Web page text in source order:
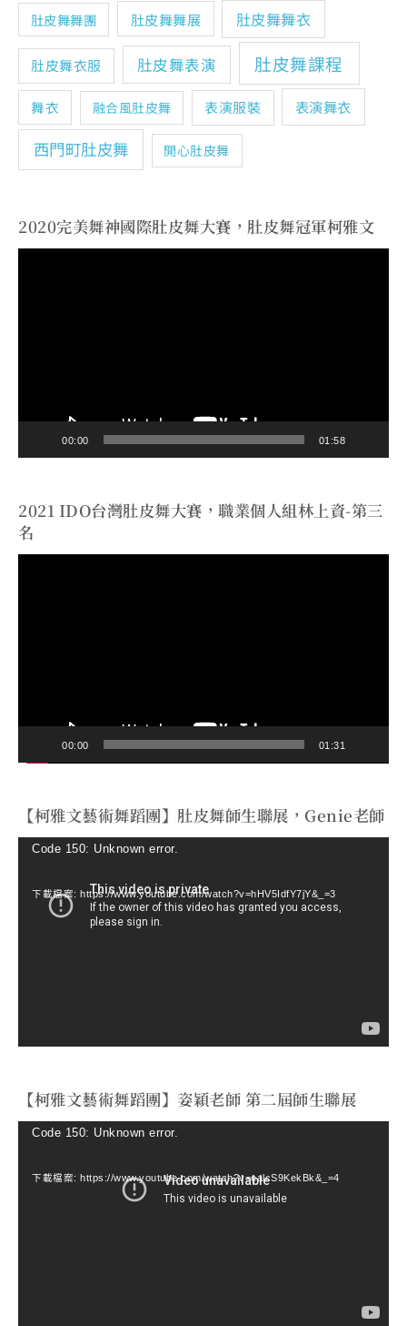
肚皮舞舞團 肚皮舞舞展 肚皮舞舞衣
肚皮舞衣服 肚皮舞表演 肚皮舞課程
舞衣 融合風肚皮舞 表演服裝 表演舞衣
西門町肚皮舞 開心肚皮舞
2020完美舞神國際肚皮舞大賽，肚皮舞冠軍柯雅文
00:00 01:58
2021 IDO台灣肚皮舞大賽，職業個人組林上資-第三
名
00:00 01:31
【柯雅文藝術舞蹈團】肚皮舞師生聯展，Genie老師
視Code 150: Unknown error.
下載檔案: https://www.youtube.com/watch?v=hHV5IdfY7jY&_=3
【柯雅文藝術舞蹈團】姿穎老師 第二屆師生聯展
視Code 150: Unknown error.
下載檔案: https://www.youtube.com/watch?v=ealcS9KekBk&_=4